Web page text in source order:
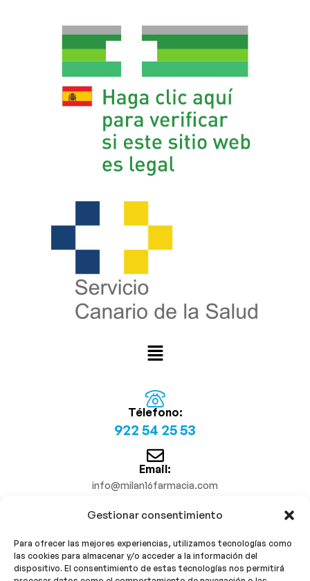
Gestionar consentimiento
Para ofrecer las mejores experiencias, utilizamos tecnologías como
las cookies para almacenar y/o acceder a la información del
dispositivo. El consentimiento de estas tecnologías nos permitirá
Télefono:
922 54 25 53
Email:
info@milan16farmacia.com
¡Síguenos!